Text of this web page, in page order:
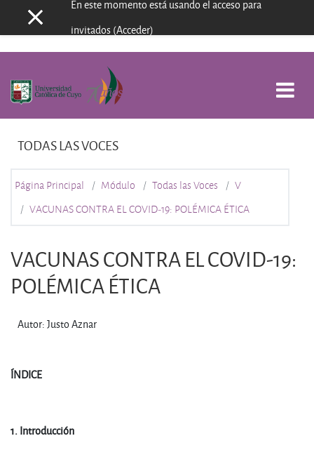
Salta al contenido principal
Panel lateral
En este momento está usando el acceso para
invitados (Acceder)
TODAS LAS VOCES
Página Principal Módulo Todas las Voces
V
VACUNAS CONTRA EL COVID-19: POLÉMICA ÉTICA
VACUNAS CONTRA EL COVID-19:
POLÉMICA ÉTICA
Autor: Justo Aznar
ÍNDICE
1.Introducción